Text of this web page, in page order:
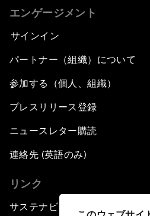
エンゲージメント
サインイン
パートナー（組織）について
参加する（個人、組織）
プレスリリース登録
ニュースレター購読
連絡先 (英語のみ)
リンク
サステナビリティへの取り組み